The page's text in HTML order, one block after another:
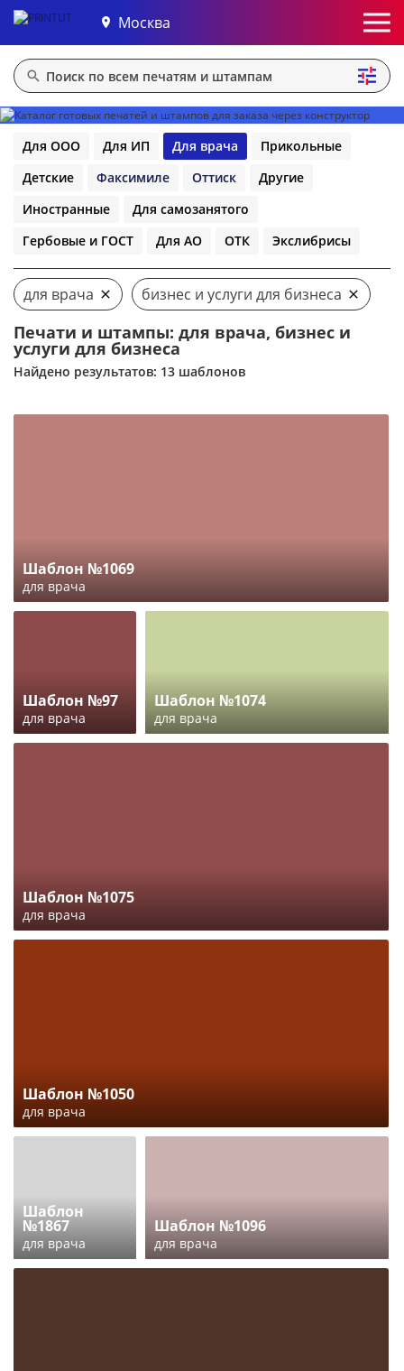
Москва
Для ООО Для ИП Для врача
Прикольные
Детские
Факсимиле Оттиск
Другие
Иностранные
Для самозанятого
Гербовые и ГОСТ
Для АО ОТК Экслибрисы
для врача бизнес и услуги для бизнеса
Печати и штампы: для врача, бизнес и
услуги для бизнеса
Найдено результатов: 13 шаблонов
Шаблон №1069
для врача
Шаблон №97
для врача
Шаблон №1074
для врача
Шаблон №1075
для врача
Шаблон №1050
для врача
Шаблон
№1867
для врача
Шаблон №1096
для врача